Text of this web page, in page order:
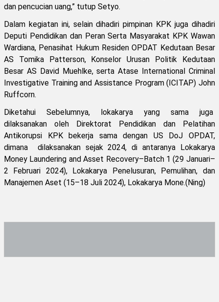
dan pencucian uang,” tutup Setyo.
Dalam kegiatan ini, selain dihadiri pimpinan KPK juga dihadiri
Deputi Pendidikan dan Peran Serta Masyarakat KPK Wawan
Wardiana, Penasihat Hukum Residen OPDAT Kedutaan Besar
AS Tomika Patterson, Konselor Urusan Politik Kedutaan
Besar AS David Muehlke, serta Atase International Criminal
Investigative Training and Assistance Program (ICITAP) John
Ruffcorn.
Diketahui Sebelumnya, lokakarya yang sama juga
dilaksanakan oleh Direktorat Pendidikan dan Pelatihan
Antikorupsi KPK bekerja sama dengan US DoJ OPDAT,
dimana dilaksanakan sejak 2024, di antaranya Lokakarya
Money Laundering and Asset Recovery–Batch 1 (29 Januari–
2 Februari 2024), Lokakarya Penelusuran, Pemulihan, dan
Manajemen Aset (15–18 Juli 2024), Lokakarya Mone.(Ning)